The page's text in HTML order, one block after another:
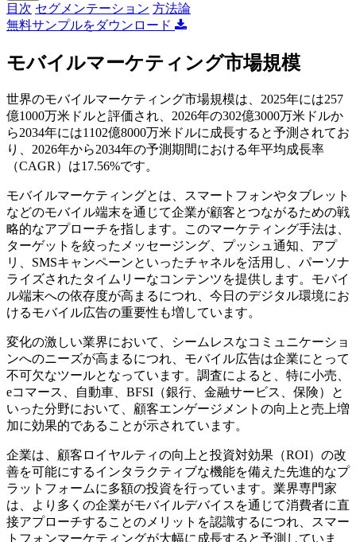
目次 セグメンテーション 方法論
無料サンプルをダウンロード
モバイルマーケティング市場規模
世界のモバイルマーケティング市場規模は、2025年には257
億1000万米ドルと評価され、2026年の302億3000万米ドルか
ら2034年には1102億8000万米ドルに成長すると予測されてお
り、2026年から2034年の予測期間における年平均成長率
（CAGR）は17.56%です。
モバイルマーケティングとは、スマートフォンやタブレット
などのモバイル端末を通じて企業が顧客とつながるための戦
略的なアプローチを指します。このマーケティング手法は、
ターゲットを絞ったメッセージング、プッシュ通知、アプ
リ、SMSキャンペーンといったチャネルを活用し、パーソナ
ライズされたタイムリーなコンテンツを提供します。モバイ
ル端末への依存度が高まるにつれ、今日のデジタル環境にお
けるモバイル広告の重要性も増しています。
変化の激しい業界において、シームレスなコミュニケーショ
ンへのニーズが高まるにつれ、モバイル広告は企業にとって
不可欠なツールとなっています。調査によると、特に小売、
eコマース、自動車、BFSI（銀行、金融サービス、保険）と
いった分野において、顧客エンゲージメントの向上と売上増
加に効果的であることが示されています。
企業は、顧客ロイヤルティの向上と投資対効果（ROI）の改
善を可能にするインタラクティブな機能を備えた先進的なプ
ラットフォームに多額の投資を行っています。業界専門家
は、より多くの企業がモバイルデバイスを通じて消費者に直
接アプローチすることのメリットを認識するにつれ、スマー
トフォンマーケティングが大幅に成長すると予測していま